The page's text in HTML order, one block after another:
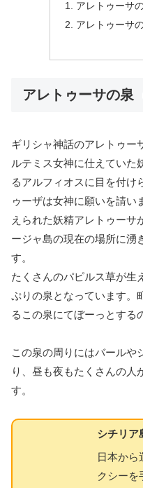
アレトゥーサ
アレトゥーサ
アレトゥーサの泉
ギリシャ神話のアレトゥー
ルテミス女神に仕えていた
るアルフィオスに目を付け
ゥーザは女神に願いを請い
えられた妖精アレトゥーサ
ージャ島の現在の場所に湧
す。
たくさんのパピルス草が生
ぷりの泉となっています。
るこの泉にてぼーっとする
この泉の周りにはバールや
り、昼も夜もたくさんの人
す。
シチリア
日本から
クシーを